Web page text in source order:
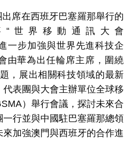
席在西班牙巴塞羅那舉行的
“世界移動通訊大會
一步加強與世界先進科技企
由華為出任輪席主席，圍繞
，展出相關科技領域的最新
表團與大會主辦單位全球移
）舉行會議，探討未來合
行並與中國駐巴塞羅那總領
加強澳門與西班牙的合作進